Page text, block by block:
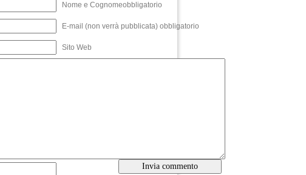
Nome e Cognomeobbligatorio
E-mail (non verrà pubblicata) obbligatorio
Sito Web